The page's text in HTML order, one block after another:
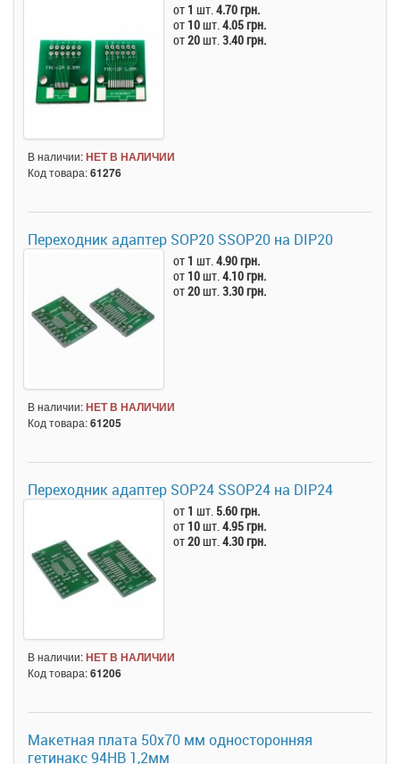
от 1 шт.4.70 грн.
от 10шт.4.05 грн.
от20шт.3.40 грн.
В наличии:НЕТ В НАЛИЧИИ
Код товара:61276
Переходник адаптер SOP20 SSOP20 на DIP20
от 1 шт.4.90 грн.
от 10шт.4.10 грн.
от20шт.3.30 грн.
В наличии:НЕТ В НАЛИЧИИ
Код товара:61205
Переходник адаптер SOP24 SSOP24 на DIP24
от 1 шт. 5.60 грн.
от 10шт.4.95 грн.
от20шт.4.30 грн.
В наличии:НЕТ В НАЛИЧИИ
Код товара:61206
Макетная плата 50x70 мм односторонняя
гетинакс 94HB 1,2мм